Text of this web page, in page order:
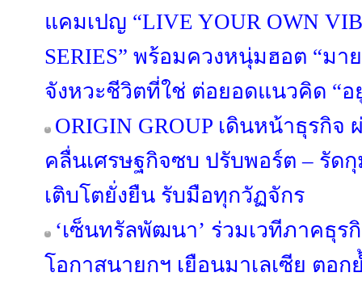
แคมเปญ “LIVE YOUR OWN
SERIES” พร้อมควงหนุ่มฮอต “ม
จังหวะชีวิตที่ใช่ ต่อยอดแนวคิด “อ
ORIGIN GROUP เดินหน้าธุรกิจ
คลื่นเศรษฐกิจซบ ปรับพอร์ต – รัด
เติบโตยั่งยืน รับมือทุกวัฏจักร
‘เซ็นทรัลพัฒนา’ ร่วมเวทีภาคธุร
โอกาสนายกฯ เยือนมาเลเซีย ตอ